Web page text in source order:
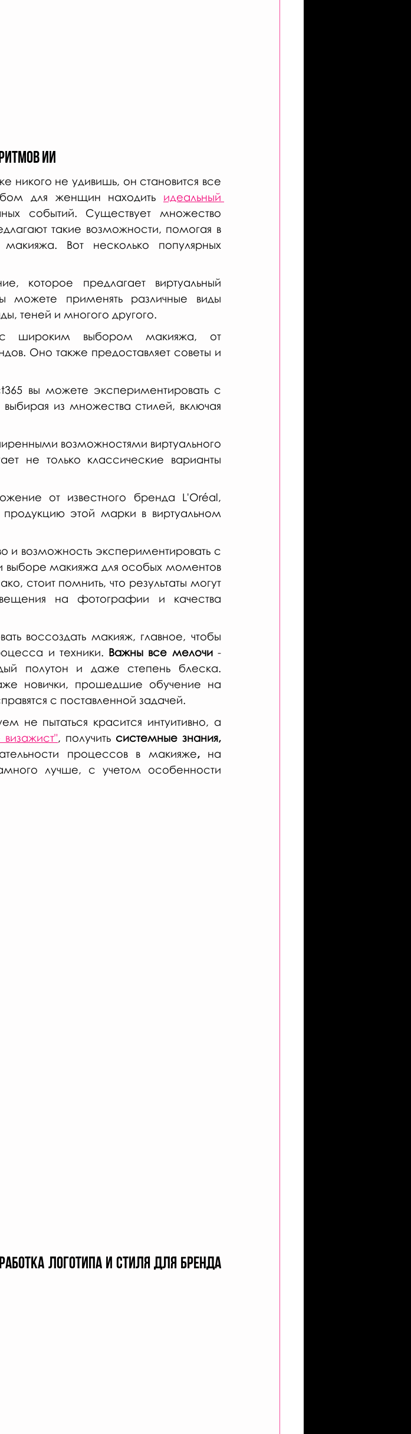
ИИ
не удивишь, он становится все
для женщин находить идеальный
событий. Существует множество
такие возможности, помогая в
Вот несколько популярных
которое предлагает виртуальный
применять различные виды
теней и многого другого.
широким выбором макияжа, от
Оно также предоставляет советы и
вы можете экспериментировать с
из множества стилей, включая
возможностями виртуального
не только классические варианты
от известного бренда L'Oréal,
этой марки в виртуальном
и возможность экспериментировать с
выборе макияжа для особых моментов
стоит помнить, что результаты могут
на фотографии и качества
воссоздать макияж, главное, чтобы
и техники. Важны все мелочи -
полутон и даже степень блеска.
с поставленной задачей.
пытаться красится интуитивно, а
, получить системные знания,
процессов в макияже, на
лучше, с учетом особенности
логотипа и стиля для бренда